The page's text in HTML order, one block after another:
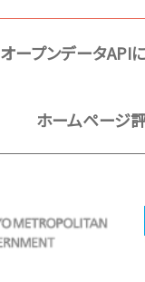
オープンデータAPI
ホームページ